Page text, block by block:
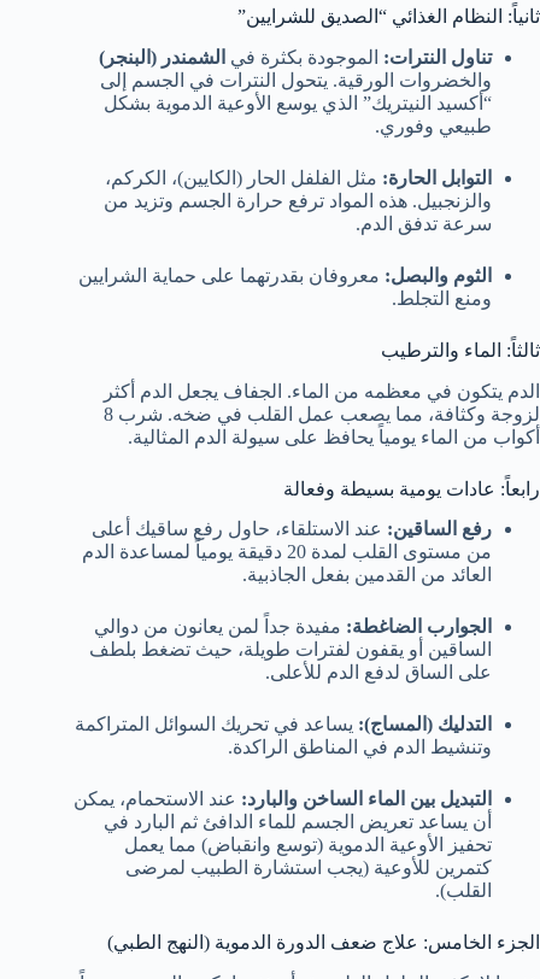
ثانياً: النظام الغذائي “الصديق للشرايين”
تناول النترات: الموجودة بكثرة في الشمندر (البنجر)
والخضروات الورقية. يتحول النترات في الجسم إلى
“أكسيد النيتريك” الذي يوسع الأوعية الدموية بشكل
طبيعي وفوري.
التوابل الحارة: مثل الفلفل الحار (الكايين)، الكركم،
والزنجبيل. هذه المواد ترفع حرارة الجسم وتزيد من
سرعة تدفق الدم.
الثوم والبصل: معروفان بقدرتهما على حماية الشرايين
ومنع التجلط.
ثالثاً: الماء والترطيب
الدم يتكون في معظمه من الماء. الجفاف يجعل الدم أكثر
لزوجة وكثافة، مما يصعب عمل القلب في ضخه. شرب 8
أكواب من الماء يومياً يحافظ على سيولة الدم المثالية.
رابعاً: عادات يومية بسيطة وفعالة
رفع الساقين: عند الاستلقاء، حاول رفع ساقيك أعلى
من مستوى القلب لمدة 20 دقيقة يومياً لمساعدة الدم
العائد من القدمين بفعل الجاذبية.
الجوارب الضاغطة: مفيدة جداً لمن يعانون من دوالي
الساقين أو يقفون لفترات طويلة، حيث تضغط بلطف
على الساق لدفع الدم للأعلى.
التدليك (المساج): يساعد في تحريك السوائل المتراكمة
وتنشيط الدم في المناطق الراكدة.
التبديل بين الماء الساخن والبارد: عند الاستحمام، يمكن
أن يساعد تعريض الجسم للماء الدافئ ثم البارد في
تحفيز الأوعية الدموية (توسع وانقباض) مما يعمل
كتمرين للأوعية (يجب استشارة الطبيب لمرضى
القلب).
الجزء الخامس: علاج ضعف الدورة الدموية (النهج الطبي)